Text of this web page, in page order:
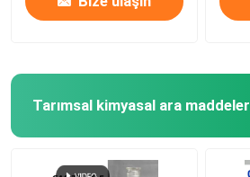
Tarımsal kimyasal ara maddeler